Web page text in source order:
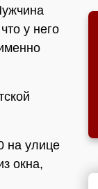
у него
на улице
окна,